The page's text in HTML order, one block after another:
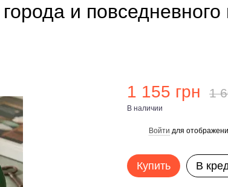
и повседневного
1 155 грн 1
В наличии
Войти для
Купить В